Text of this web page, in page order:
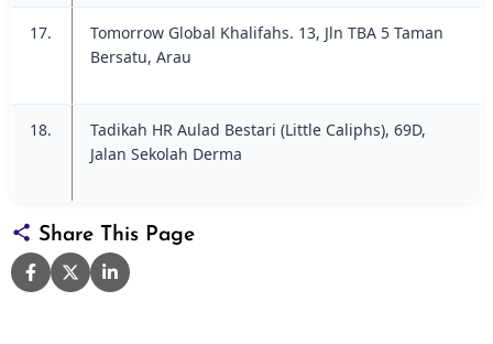
17.
Tomorrow Global Khalifahs. 13, Jln TBA 5 Taman
Bersatu, Arau
18.
Tadikah HR Aulad Bestari (Little Caliphs), 69D,
Jalan Sekolah Derma
Share This Page